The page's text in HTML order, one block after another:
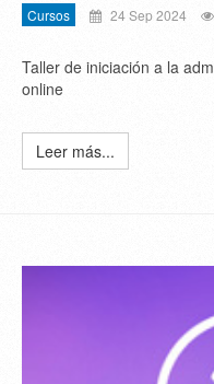
Cursos 24 Sep 2024
Taller de iniciación a la
online
Leer más...